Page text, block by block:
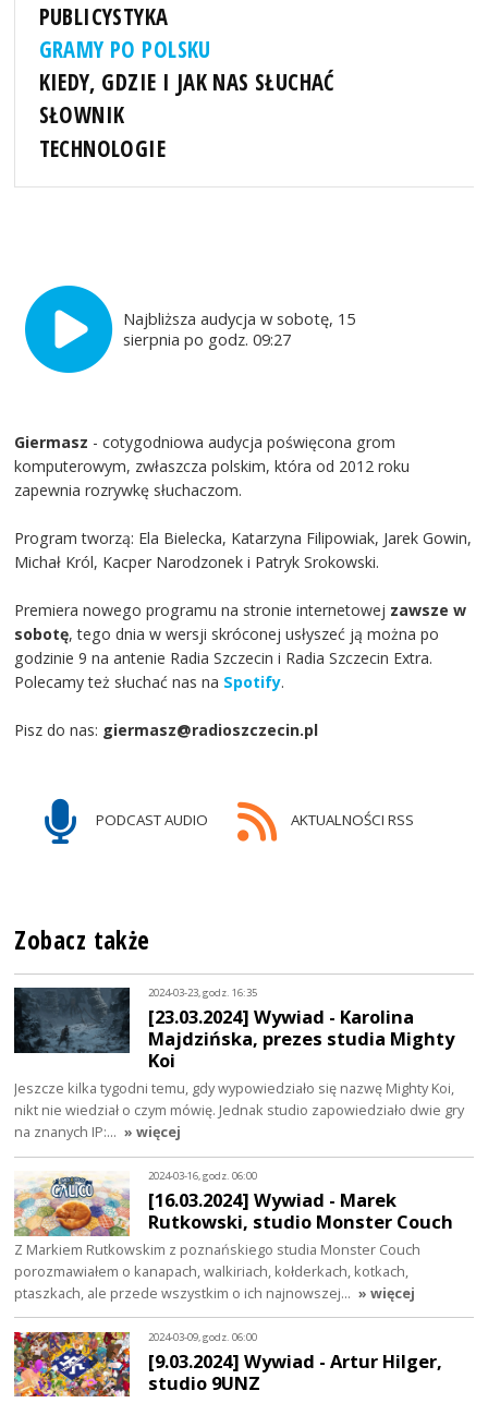
PUBLICYSTYKA
GRAMY PO POLSKU
KIEDY, GDZIE I JAK NAS SŁUCHAĆ
SŁOWNIK
TECHNOLOGIE
Najbliższa audycja w sobotę, 15
sierpnia po godz. 09:27
Giermasz - cotygodniowa audycja poświęcona grom
komputerowym, zwłaszcza polskim, która od 2012 roku
zapewnia rozrywkę słuchaczom.
Program tworzą: Ela Bielecka, Katarzyna Filipowiak, Jarek Gowin,
Michał Król, Kacper Narodzonek i Patryk Srokowski.
Premiera nowego programu na stronie internetowej zawsze w
sobotę, tego dnia w wersji skróconej usłyszeć ją można po
godzinie 9 na antenie Radia Szczecin i Radia Szczecin Extra.
Polecamy też słuchać nas na Spotify.
Pisz do nas: giermasz@radioszczecin.pl
PODCAST AUDIO AKTUALNOŚCI RSS
Zobacz także
2024-03-23, godz. 16:35
[23.03.2024] Wywiad - Karolina
Majdzińska, prezes studia Mighty
Koi
Jeszcze kilka tygodni temu, gdy wypowiedziało się nazwę Mighty Koi,
nikt nie wiedział o czym mówię. Jednak studio zapowiedziało dwie gry
na znanych IP:… » więcej
2024-03-16, godz. 06:00
[16.03.2024] Wywiad - Marek
Rutkowski, studio Monster Couch
Z Markiem Rutkowskim z poznańskiego studia Monster Couch
porozmawiałem o kanapach, walkiriach, kołderkach, kotkach,
ptaszkach, ale przede wszystkim o ich najnowszej… » więcej
2024-03-09, godz. 06:00
[9.03.2024] Wywiad - Artur Hilger,
studio 9UNZ